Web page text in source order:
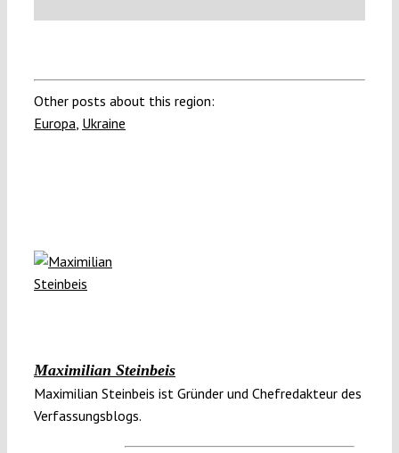
Other posts about this region:
Europa Ukraine
Maximilian Steinbeis
Maximilian Steinbeis ist Gründer und Chefredakteur des
Verfassungsblogs.